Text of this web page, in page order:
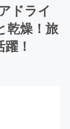
ドライ
乾燥！旅
！